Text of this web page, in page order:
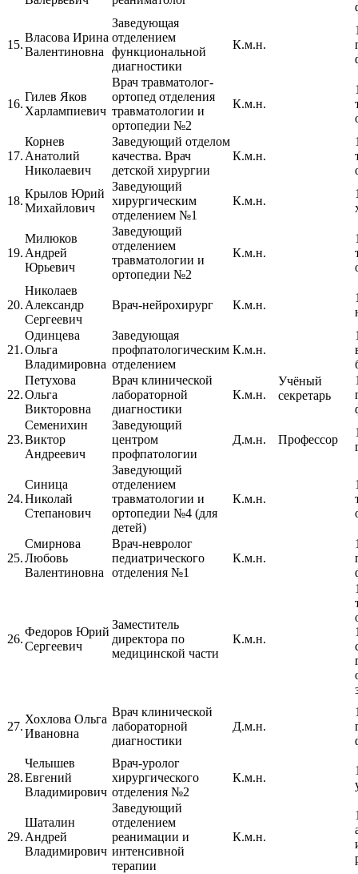
15.
Власова Ирина
Валентиновна
Заведующая
отделением
функциональной
диагностики
К.м.н.
16.
Гилев Яков
Харлампиевич
Врач травматолог-
ортопед отделения
травматологии и
ортопедии №2
К.м.н.
17.
Корнев
Анатолий
Николаевич
Заведующий отделом
качества. Врач
детской хирургии
К.м.н.
18.
Крылов Юрий
Михайлович
Заведующий
хирургическим
отделением №1
К.м.н.
19.
Милюков
Андрей
Юрьевич
Заведующий
отделением
травматологии и
ортопедии №2
К.м.н.
20.
Николаев
Александр
Сергеевич
Врач-нейрохирург К.м.н.
21.
Одинцева
Ольга
Владимировна
Заведующая
профпатологическим
отделением
К.м.н.
22.
Петухова
Ольга
Викторовна
Врач клинической
лабораторной
диагностики
К.м.н.
Учёный
секретарь
23.
Семенихин
Виктор
Андреевич
Заведующий
центром
профпатологии
Д.м.н. Профессор
24.
Синица
Николай
Степанович
Заведующий
отделением
травматологии и
ортопедии №4 (для
детей)
К.м.н.
25.
Смирнова
Любовь
Валентиновна
Врач-невролог
педиатрического
отделения №1
К.м.н.
26.
Федоров Юрий
Сергеевич
Заместитель
директора по
медицинской части
К.м.н.
27.
Хохлова Ольга
Ивановна
Врач клинической
лабораторной
диагностики
Д.м.н.
28.
Челышев
Евгений
Владимирович
Врач-уролог
хирургического
отделения №2
К.м.н.
29.
Шаталин
Андрей
Владимирович
Заведующий
отделением
реанимации и
интенсивной
терапии
К.м.н.